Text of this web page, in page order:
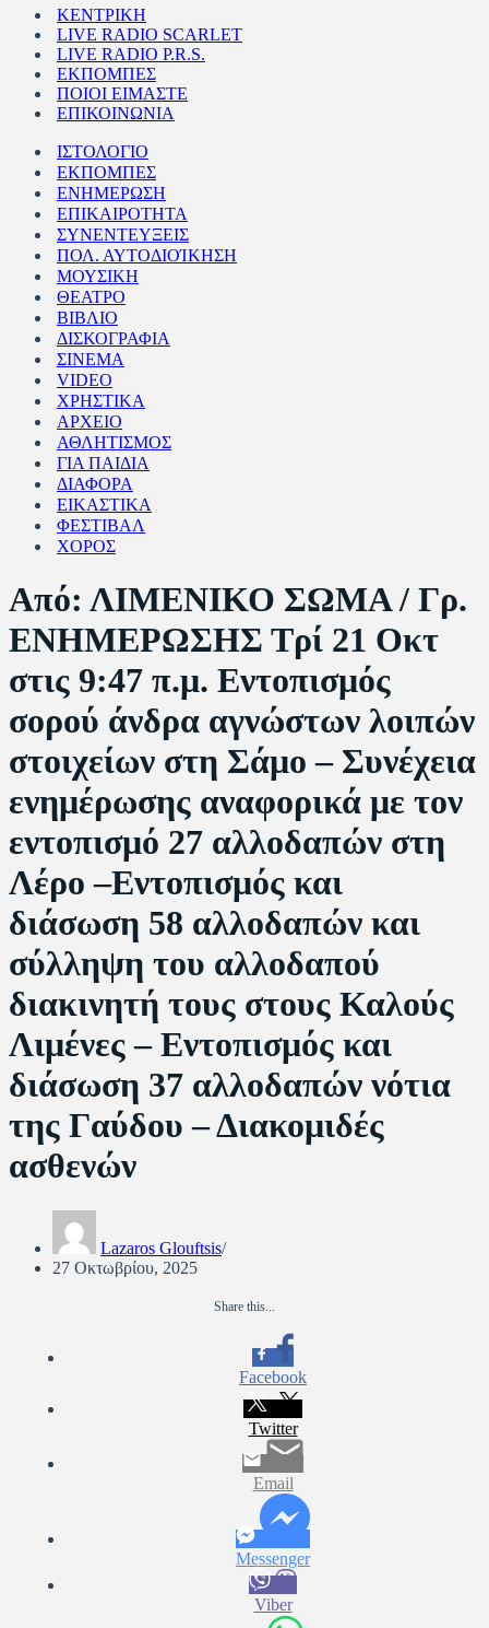
πλοήγησηςΚΕΝΤΡΙΚΗ
LIVE RADIO SCARLET
LIVE RADIO P.R.S.
ΕΚΠΟΜΠΕΣ
ΠΟΙΟΙ ΕΙΜΑΣΤΕ
ΕΠΙΚΟΙΝΩΝΙΑ
ΙΣΤΟΛΟΓΙΟ
ΕΚΠΟΜΠΕΣ
ΕΝΗΜΕΡΩΣΗ
ΕΠΙΚΑΙΡΟΤΗΤΑ
ΣΥΝΕΝΤΕΥΞΕΙΣ
ΠΟΛ. ΑΥΤΟΔΙΟΊΚΗΣΗ
ΜΟΥΣΙΚΗ
ΘΕΑΤΡΟ
ΒΙΒΛΙΟ
ΔΙΣΚΟΓΡΑΦΙΑ
ΣΙΝΕΜΑ
VIDEO
ΧΡΗΣΤΙΚΑ
ΑΡΧΕΙΟ
ΑΘΛΗΤΙΣΜΟΣ
ΓΙΑ ΠΑΙΔΙΑ
ΔΙΑΦΟΡΑ
ΕΙΚΑΣΤΙΚΑ
ΦΕΣΤΙΒΑΛ
ΧΟΡΟΣ
Από: ΛΙΜΕΝΙΚΟ ΣΩΜΑ / Γρ.
ΕΝΗΜΕΡΩΣΗΣ Τρί 21 Οκτ
στις 9:47 π.μ. Εντοπισμός
σορού άνδρα αγνώστων λοιπών
στοιχείων στη Σάμο – Συνέχεια
ενημέρωσης αναφορικά με τον
εντοπισμό 27 αλλοδαπών στη
Λέρο –Εντοπισμός και
διάσωση 58 αλλοδαπών και
σύλληψη του αλλοδαπού
διακινητή τους στους Καλούς
Λιμένες – Εντοπισμός και
διάσωση 37 αλλοδαπών νότια
της Γαύδου – Διακομιδές
ασθενών
Lazaros Glouftsis
27 Οκτωβρίου, 2025
Share this...
Facebook
Twitter
Email
Messenger
Viber